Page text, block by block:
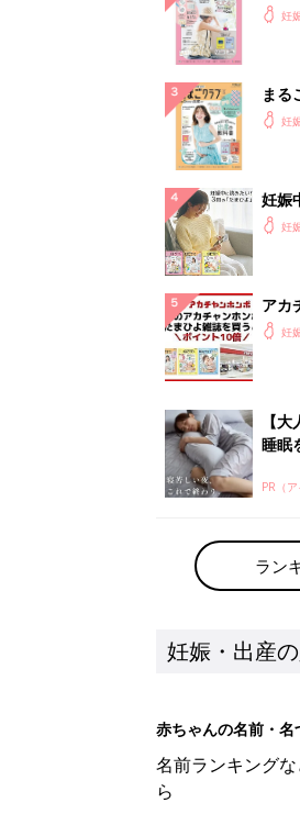
睡
PR（
ラン
妊娠・出産の
赤ちゃんの名前・名
ら
「まいにちのたまひ
たまひよのアプ
体験談
【